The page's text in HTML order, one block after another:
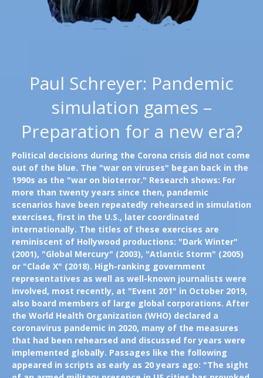
Paul Schreyer: Pandemic
simulation games –
Preparation for a new era?
Political decisions during the Corona crisis did not come
out of the blue. The "war on viruses" began back in the
1990s as the "war on bioterror." Research shows: For
more than twenty years since then, pandemic
scenarios have been repeatedly rehearsed in simulation
exercises, first in the U.S., later coordinated
internationally. The titles of these exercises are
reminiscent of Hollywood productions: "Dark Winter"
(2001), "Global Mercury" (2003), "Atlantic Storm" (2005)
or "Clade X" (2018). High-ranking government
representatives as well as well-known journalists were
involved, most recently, at "Event 201" in October 2019,
also board members of large global corporations. After
the World Health Organization (WHO) declared a
coronavirus pandemic in 2020, many of the measures
that had been rehearsed and discussed for years were
implemented globally. Passages like the following
appeared in scripts as early as 20 years ago: "The sight